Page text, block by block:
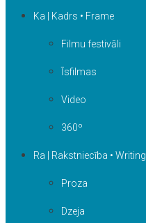
Ka | Kadrs • Frame
Filmu festivāli
Īsfilmas
Video
360º
Ra | Rakstniecība • Writing
Proza
Dzeja